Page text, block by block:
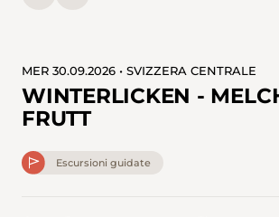
MER 30.09.2026 • SVIZZERA CENTRALE
WINTERLICKEN -
FRUTT
Escursioni guidate